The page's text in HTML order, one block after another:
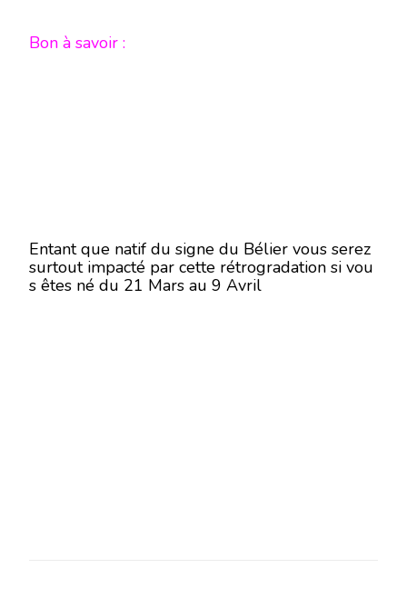
Bon à savoir :
Entant que natif du signe du Bélier vous serez
surtout impacté par cette rétrogradation si vou
s êtes né du 21 Mars au 9 Avril